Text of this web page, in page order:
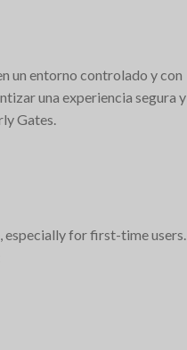
un entorno controlado y con
una experiencia segura y
Gates.
especially for first-time users.